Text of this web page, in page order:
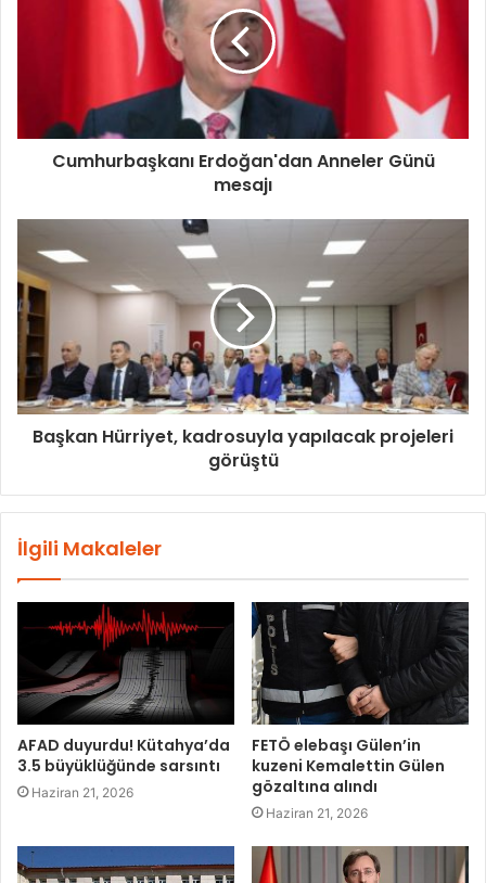
Cumhurbaşkanı Erdoğan'dan Anneler Günü
mesajı
Başkan Hürriyet, kadrosuyla yapılacak projeleri
görüştü
İlgili Makaleler
AFAD duyurdu! Kütahya’da
3.5 büyüklüğünde sarsıntı
Haziran 21, 2026
FETÖ elebaşı Gülen’in
kuzeni Kemalettin Gülen
gözaltına alındı
Haziran 21, 2026